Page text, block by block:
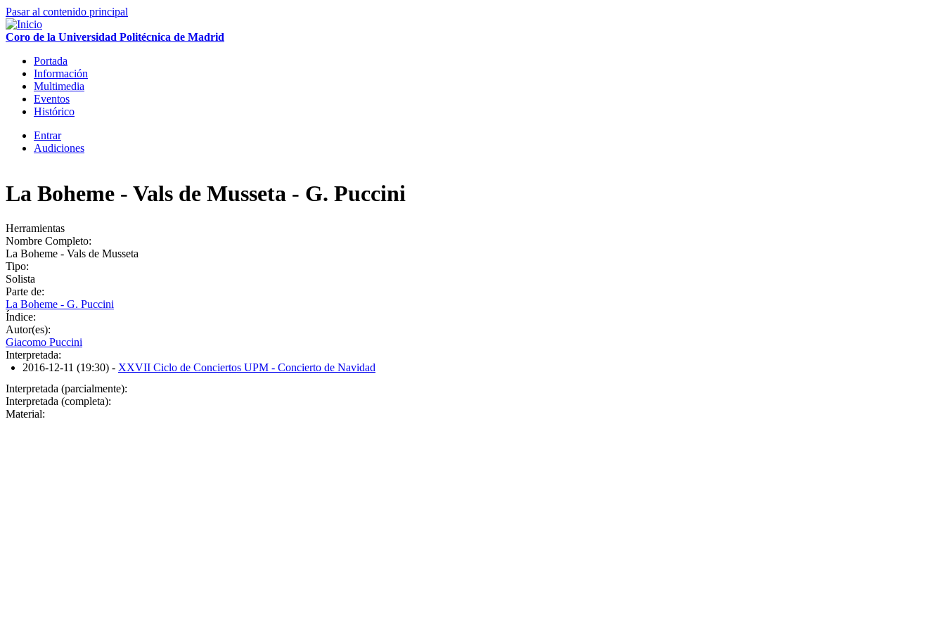
Pasar al contenido principal
Coro de la Universidad Politécnica de Madrid
Menú principal
Portada
Información
Multimedia
Eventos
Histórico
Menú secundario
Entrar
Audiciones
La Boheme - Vals de Musseta - G. Puccini
Herramientas
Nombre Completo:
La Boheme - Vals de Musseta
Tipo:
Solista
Parte de:
La Boheme - G. Puccini
Índice:
Autor(es):
Giacomo Puccini
Interpretada:
2016-12-11 (19:30) - XXVII Ciclo de Conciertos UPM - Concierto de Navidad
Interpretada (parcialmente):
Interpretada (completa):
Material: